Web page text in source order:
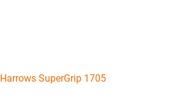
Harrows SuperGrip 1705